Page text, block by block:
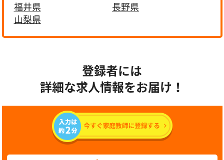
福井県
長野県
山梨県
登録者には
詳細な求人情報をお届け！